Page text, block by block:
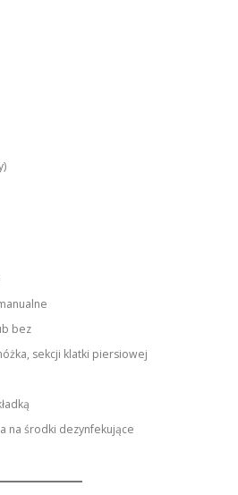
bez
sekcji klatki piersiowej
na środki dezynfekujące